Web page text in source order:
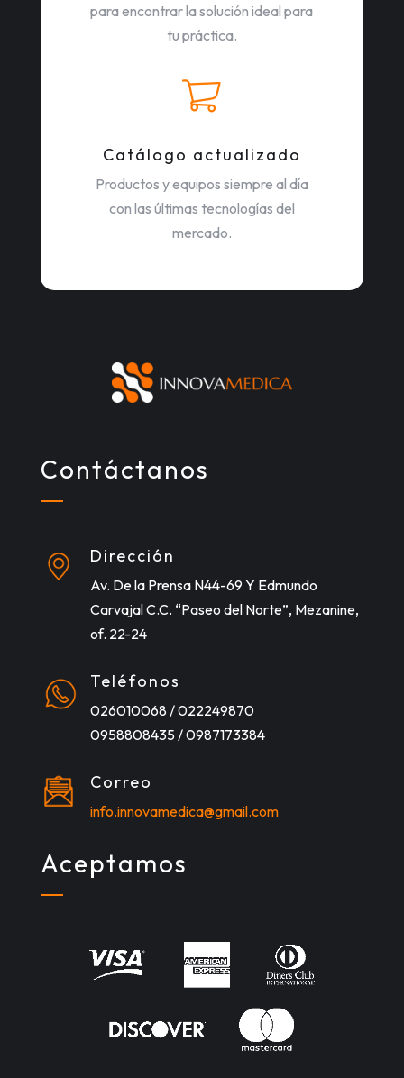
para encontrar la solución ideal para
tu práctica.
Catálogo actualizado
Productos y equipos siempre al día
con las últimas tecnologías del
mercado.
Contáctanos
Dirección
Av. De la Prensa N44-69 Y Edmundo
Carvajal C.C. “Paseo del Norte”, Mezanine,
of. 22-24
Teléfonos
026010068 / 022249870
0958808435 / 0987173384
Correo
info.innovamedica@gmail.com
Aceptamos